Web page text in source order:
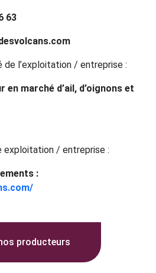
63
de l’exploitation / entreprise :
marché d’ail, d’oignons et
exploitation / entreprise :
:
producteurs